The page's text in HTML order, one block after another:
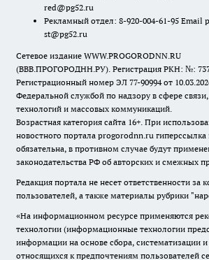
red@pg52.ru
Рекламный отдел: 8-920-004-61-95 Email
st@pg52.ru
Сетевое издание WWW.PROGORODNN.RU
(ВВВ.ПРОГОРОДНН.РУ). Регистрация РКН: №:
Регистрационный номер ЭЛ 77-90994 от
Федеральной службой по надзору в сфере
технологий и массовых коммуникаций.
Возрастная категория сайта 16+. При
новостного портала progorodnn.ru гиперссылка
обязательна, в противном случае будут
законодательства РФ об авторских и смежных
Редакция портала не несет ответственности за
пользователей, а также материалы рубрики
«На информационном ресурсе применяются
технологии (информационные технологии
информации на основе сбора, систематизации и
относящихся к предпочтениям пользователей